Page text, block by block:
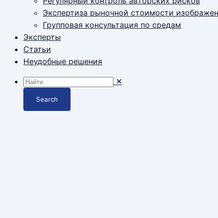
Экспертиза рыночной стоимости
Групповая консультация по средам
Эксперты
Статьи
Неудобные решения
✕